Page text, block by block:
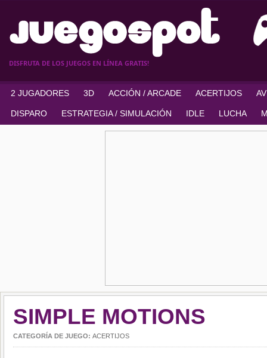
DISFRUTA DE LOS JUEGOS EN LÍNEA GRATIS!
2 JUGADORES 3D ACCIÓN / ARCADE ACERTIJOS
DISPARO ESTRATEGIA / SIMULACIÓN IDLE LUCHA
SIMPLE MOTIONS
CATEGORÍA DE JUEGO: ACERTIJOS